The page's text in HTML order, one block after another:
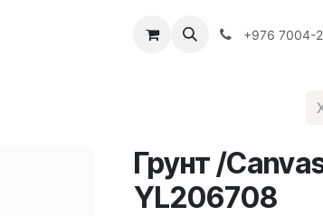
Хямдрал ♻️ Эко шогол+976 7004-
Грунт /
YL206708